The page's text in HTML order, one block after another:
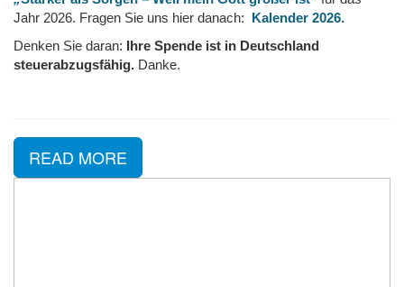
Jahr 2026. Fragen Sie uns hier danach: Kalender 2026.
Denken Sie daran: Ihre Spende ist in Deutschland
steuerabzugsfähig. Danke.
READ MORE